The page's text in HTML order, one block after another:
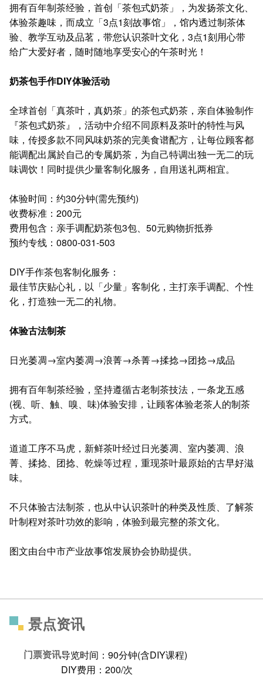
拥有百年制茶经验，首创「茶包式奶茶」，为发扬茶文化、
体验茶趣味，而成立「3点1刻故事馆」，馆内透过制茶体
验、教学互动及品茗，带您认识茶叶文化，3点1刻用心带
给广大爱好者，随时随地享受安心的午茶时光！
奶茶包手作DIY体验活动
全球首创「真茶叶，真奶茶」的茶包式奶茶，亲自体验制作
『茶包式奶茶』，活动中介绍不同原料及茶叶的特性与风
味，传授多款不同风味奶茶的完美食谱配方，让每位顾客都
能调配出属於自己的专属奶茶，为自己特调出独一无二的玩
味调饮！同时提供少量客制化服务，自用送礼两相宜。
体验时间：约30分钟(需先预约)
收费标准：200元
费用包含：亲手调配奶茶包3包、50元购物折抵券
预约专线：0800-031-503
DIY手作茶包客制化服务：
最佳节庆贴心礼，以「少量」客制化，主打亲手调配、个性
化，打造独一无二的礼物。
体验古法制茶
日光萎凋→室内萎凋→浪菁→杀菁→揉捻→团捻→成品
拥有百年制茶经验，坚持遵循古老制茶技法，一条龙五感
(视、听、触、嗅、味)体验安排，让顾客体验老茶人的制茶
方式。
道道工序不马虎，新鲜茶叶经过日光萎凋、室内萎凋、浪
菁、揉捻、团捻、乾燥等过程，重现茶叶最原始的古早好滋
味。
不只体验古法制茶，也从中认识茶叶的种类及性质、了解茶
叶制程对茶叶功效的影响，体验到最完整的茶文化。
图文由台中市产业故事馆发展协会协助提供。
景点资讯
门票资讯导览时间：90分钟(含DIY课程)
DIY费用：200/次